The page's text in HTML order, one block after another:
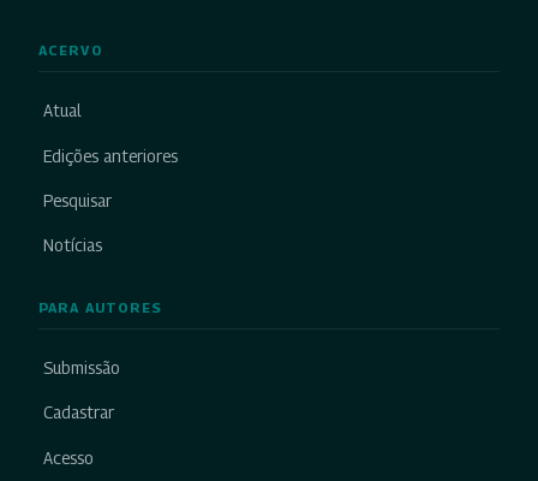
ACERVO
Atual
Edições anteriores
Pesquisar
Notícias
PARA AUTORES
Submissão
Cadastrar
Acesso